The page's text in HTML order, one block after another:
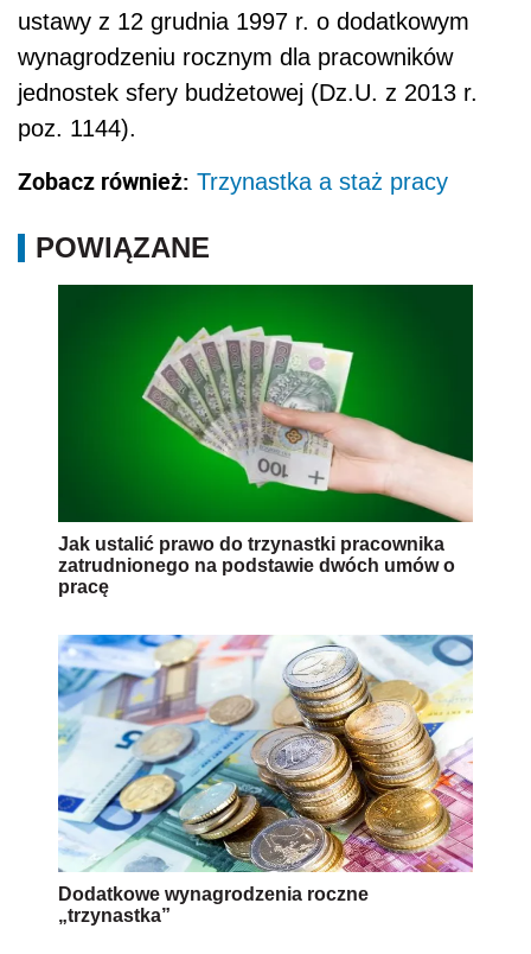
ustawy z 12 grudnia 1997 r. o dodatkowym
wynagrodzeniu rocznym dla pracowników
jednostek sfery budżetowej (Dz.U. z 2013 r.
poz. 1144).
Zobacz również: Trzynastka a staż pracy
POWIĄZANE
Jak ustalić prawo do trzynastki pracownika
zatrudnionego na podstawie dwóch umów o
pracę
Dodatkowe wynagrodzenia roczne
„trzynastka”